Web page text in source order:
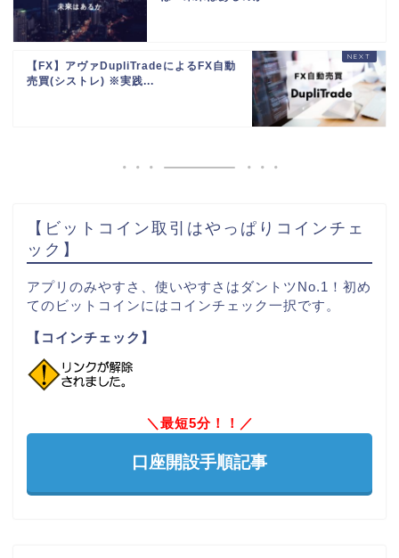
【FX】アヴァDupliTradeによるFX自動
売買(シストレ) ※実践...
【ビットコイン取引はやっぱりコインチェ
ック】
アプリのみやすさ、使いやすさはダントツNo.1！初め
てのビットコインにはコインチェック一択です。
【コインチェック】
＼最短5分！！／
口座開設手順記事